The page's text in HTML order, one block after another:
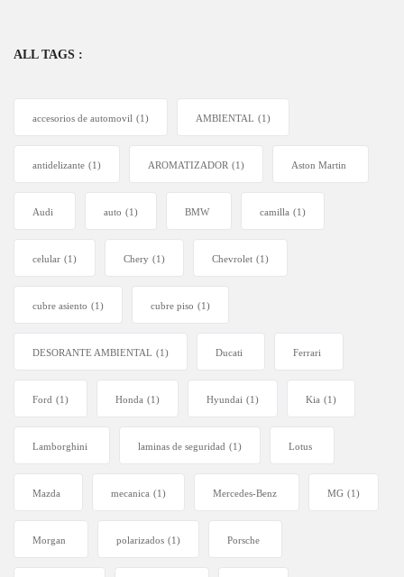
ALL TAGS :
accesorios de automovil (1) AMBIENTAL (1)
antidelizante (1) AROMATIZADOR (1) Aston Martin
Audi auto (1) BMW camilla (1)
celular (1) Chery (1) Chevrolet (1)
cubre asiento (1) cubre piso (1)
DESORANTE AMBIENTAL (1) Ducati Ferrari
Ford (1) Honda (1) Hyundai (1) Kia (1)
Lamborghini laminas de seguridad (1) Lotus
Mazda mecanica (1) Mercedes-Benz MG (1)
Morgan polarizados (1) Porsche